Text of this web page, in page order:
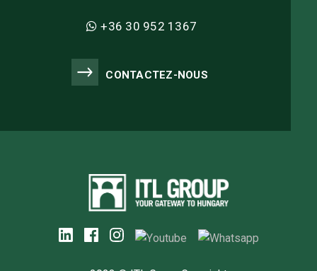
+36 30 952 1367
CONTACTEZ-NOUS